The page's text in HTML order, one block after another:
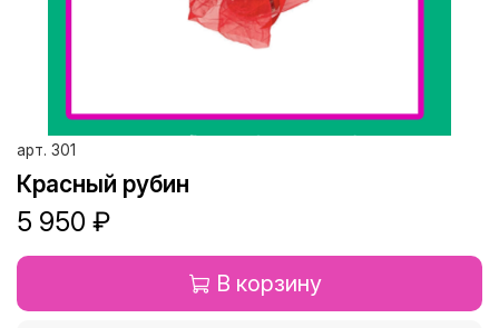
арт. 301
Красный рубин
5 950 ₽
В корзину